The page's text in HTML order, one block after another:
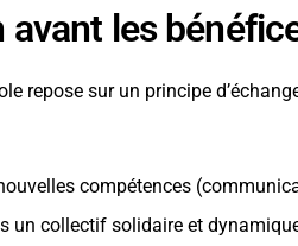
avant les
repose sur un principe
compétences
un collectif solidaire et